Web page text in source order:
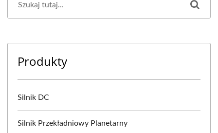
Produkty
Silnik DC
Silnik Przekładniowy Planetarny